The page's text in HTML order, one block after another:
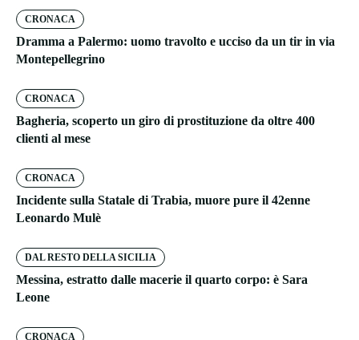
CRONACA
Dramma a Palermo: uomo travolto e ucciso da un tir in via
Montepellegrino
CRONACA
Bagheria, scoperto un giro di prostituzione da oltre 400
clienti al mese
CRONACA
Incidente sulla Statale di Trabia, muore pure il 42enne
Leonardo Mulè
DAL RESTO DELLA SICILIA
Messina, estratto dalle macerie il quarto corpo: è Sara
Leone
CRONACA